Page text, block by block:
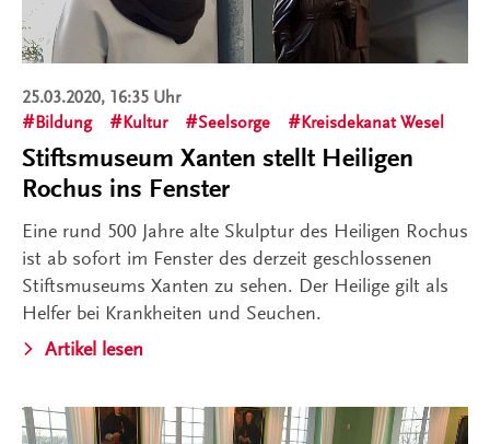
25.03.2020, 16:35 Uhr
Bildung
Kultur Seelsorge Kreisdekanat Wesel
Stiftsmuseum Xanten stellt Heiligen
Rochus ins Fenster
Eine rund 500 Jahre alte Skulptur des Heiligen Rochus
ist ab sofort im Fenster des derzeit geschlossenen
Stiftsmuseums Xanten zu sehen. Der Heilige gilt als
Helfer bei Krankheiten und Seuchen.
Artikel lesen